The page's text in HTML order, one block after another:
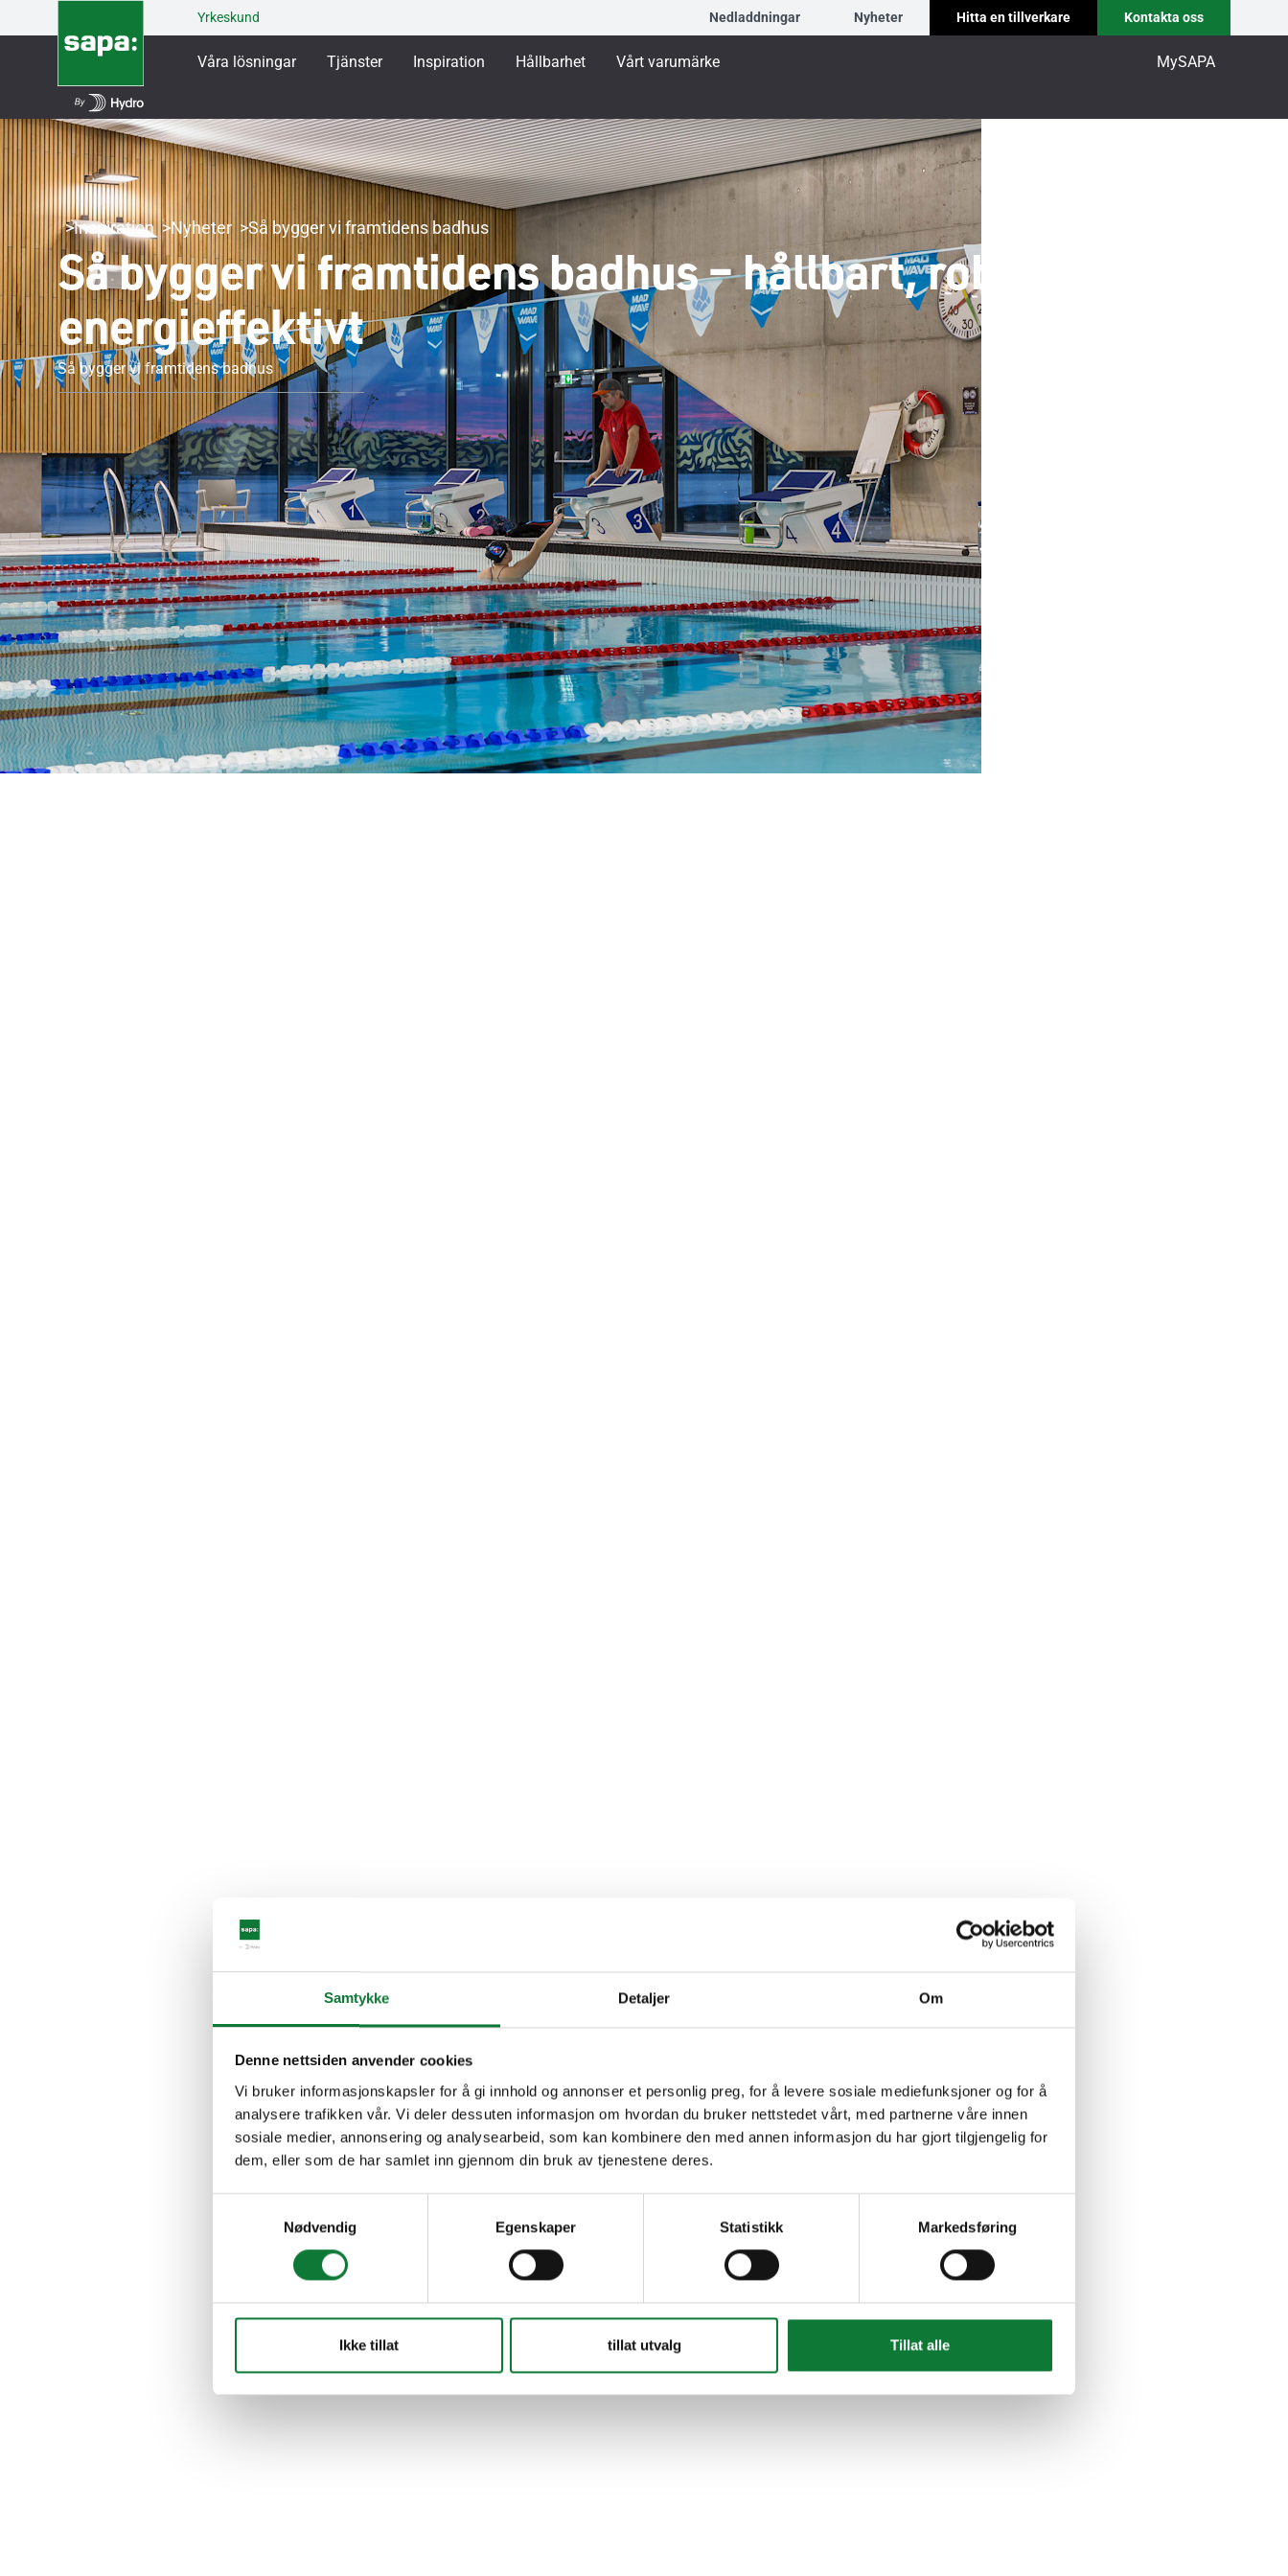
Samtykke Detaljer Om
Denne nettsiden anvender cookies
Vi bruker informasjonskapsler for å gi innhold og annonser et personlig preg, for å levere sosiale mediefunksjoner og for å
analysere trafikken vår. Vi deler dessuten informasjon om hvordan du bruker nettstedet vårt, med partnerne våre innen
sosiale medier, annonsering og analysearbeid, som kan kombinere den med annen informasjon du har gjort tilgjengelig for
dem, eller som de har samlet inn gjennom din bruk av tjenestene deres.
Nødvendig
Egenskaper Statistikk Markedsføring
Ikke tillat tillat utvalg Tillat alle
Yrkeskund Nedladdningar Nyheter Hitta en tillverkare Kontakta oss
Våra lösningar Tjänster Inspiration Hållbarhet Vårt varumärke MySAPA
Inspiration Nyheter Så bygger vi framtidens badhus
Så bygger vi framtidens badhus – hållbart, robust och
energieffektivt
Så bygger vi framtidens badhus